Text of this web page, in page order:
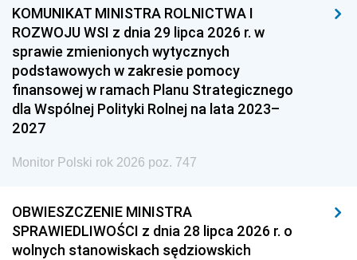
KOMUNIKAT MINISTRA ROLNICTWA I
ROZWOJU WSI z dnia 29 lipca 2026 r. w
sprawie zmienionych wytycznych
podstawowych w zakresie pomocy
finansowej w ramach Planu Strategicznego
dla Wspólnej Polityki Rolnej na lata 2023–
2027
Monitor Polski rok 2026 poz. 747
OBWIESZCZENIE MINISTRA
SPRAWIEDLIWOŚCI z dnia 28 lipca 2026 r. o
wolnych stanowiskach sędziowskich